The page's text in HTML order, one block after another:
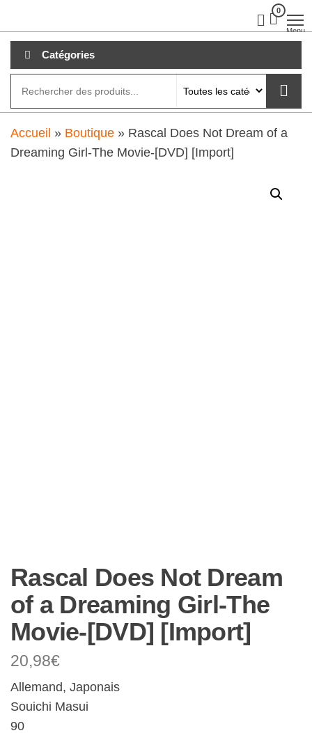
au
contenu
0
Menu
Catégories
Accueil » Boutique » Rascal Does Not Dream of a
Dreaming Girl-The Movie-[DVD] [Import]
Rascal Does Not Dream
of a Dreaming Girl-The
Movie-[DVD] [Import]
20,98€
Allemand, Japonais
Souichi Masui
90